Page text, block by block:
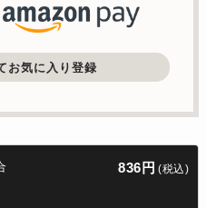
お気に入り登録
836円 (税込)